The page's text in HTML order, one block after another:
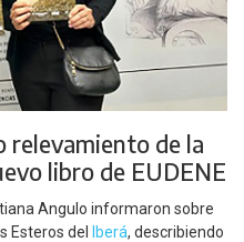
relevamiento de la
libro de EUDENE
Angulo informaron sobre
Esteros del Iberá, describiendo